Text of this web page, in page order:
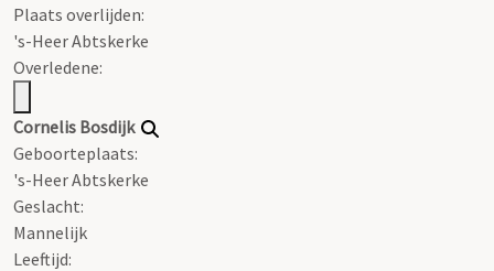
Plaats overlijden:
's-Heer Abtskerke
Overledene:
Cornelis Bosdijk
Geboorteplaats:
's-Heer Abtskerke
Geslacht:
Mannelijk
Leeftijd: